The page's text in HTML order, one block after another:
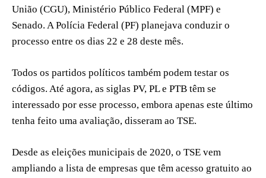
União (CGU), Ministério Público Federal (MPF) e
Senado. A Polícia Federal (PF) planejava conduzir o
processo entre os dias 22 e 28 deste mês.
Todos os partidos políticos também podem testar os
códigos. Até agora, as siglas PV, PL e PTB têm se
interessado por esse processo, embora apenas este último
tenha feito uma avaliação, disseram ao TSE.
Desde as eleições municipais de 2020, o TSE vem
ampliando a lista de empresas que têm acesso gratuito ao